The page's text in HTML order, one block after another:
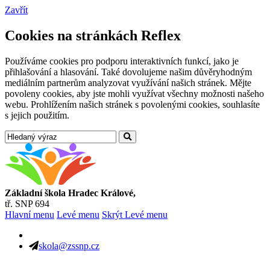
Zavřít
Cookies na stránkách Reflex
Používáme cookies pro podporu interaktivních funkcí, jako je
přihlašování a hlasování. Také dovolujeme našim důvěryhodným
mediálním partnerům analyzovat využívání našich stránek. Mějte
povoleny cookies, aby jste mohli využívat všechny možnosti našeho
webu. Prohlížením našich stránek s povolenými cookies, souhlasíte
s jejich použitím.
Základní škola Hradec Králové,
tř. SNP 694
Hlavní menu Levé menu Skrýt Levé menu
skola@zssnp.cz